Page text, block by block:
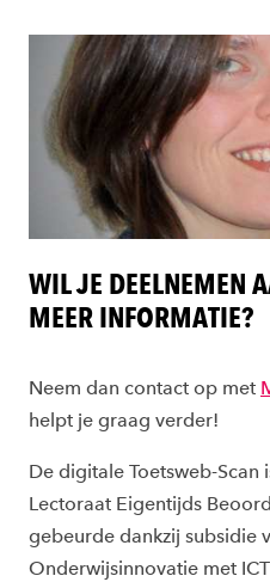
WIL JE DEELNEMEN
MEER INFORMATIE?
Neem dan contact op met
helpt je graag verder!
De digitale Toetsweb-
Lectoraat Eigentijds
gebeurde dankzij subsidie
Onderwijsinnovatie met